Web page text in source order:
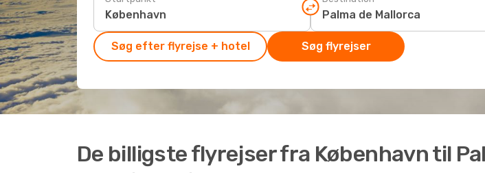
Søg efter flyrejse + hotel Søg flyrejser
De billigste flyrejser fra København til